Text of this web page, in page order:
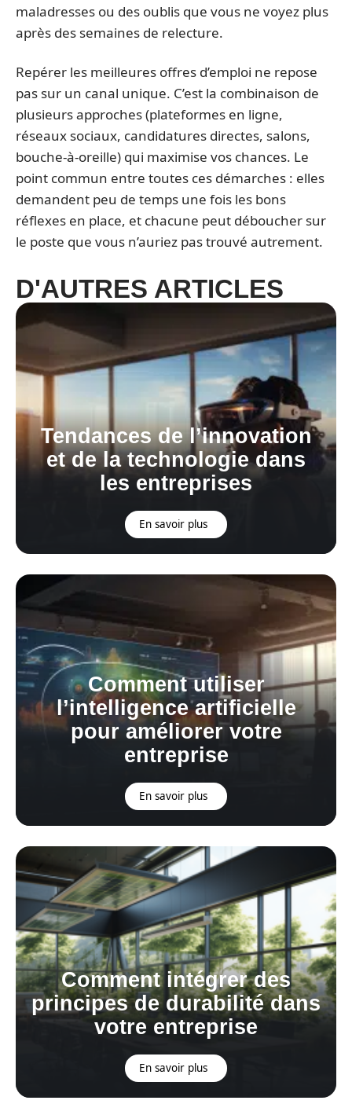
maladresses ou des oublis que vous ne voyez plus
après des semaines de relecture.
Repérer les meilleures offres d’emploi ne repose
pas sur un canal unique. C’est la combinaison de
plusieurs approches (plateformes en ligne,
réseaux sociaux, candidatures directes, salons,
bouche-à-oreille) qui maximise vos chances. Le
point commun entre toutes ces démarches : elles
demandent peu de temps une fois les bons
réflexes en place, et chacune peut déboucher sur
le poste que vous n’auriez pas trouvé autrement.
D'AUTRES ARTICLES
Tendances de l’innovation
et de la technologie dans
les entreprises
En savoir plus
Comment utiliser
l’intelligence artificielle
pour améliorer votre
entreprise
En savoir plus
Comment intégrer des
principes de durabilité dans
votre entreprise
En savoir plus